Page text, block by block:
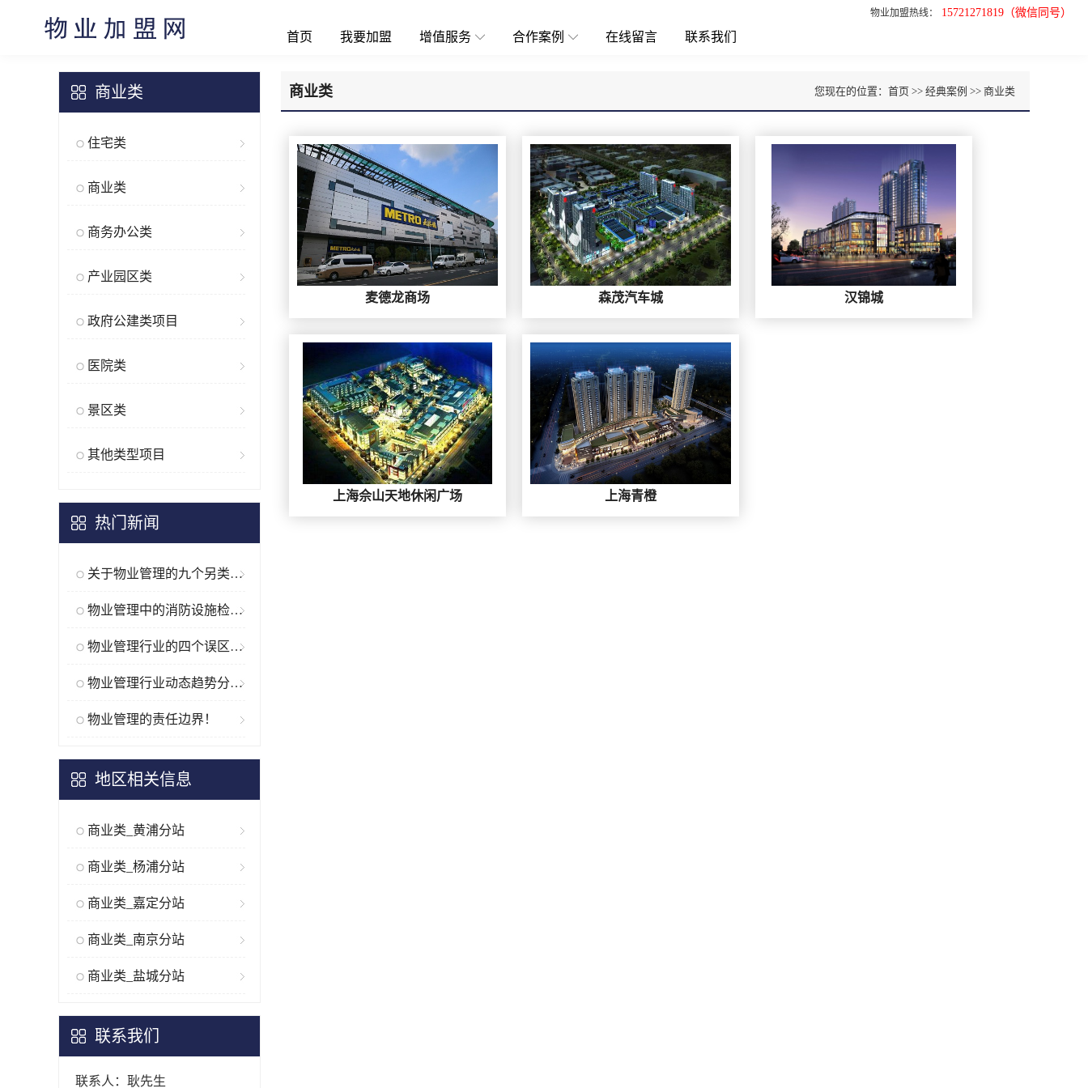
物业加盟热线： 15721271819（微信同号）
首页 我要加盟 增值服务 合作案例 在线留言 联系我们
商业类
住宅类
商业类
商务办公类
产业园区类
政府公建类项目
医院类
景区类
其他类型项目
热门新闻
关于物业管理的九个另类“段子”
物业管理中的消防设施检查要点
物业管理行业的四个误区和三个滞...
物业管理行业动态趋势分析与企业...
物业管理的责任边界！
地区相关信息
商业类_黄浦分站
商业类_杨浦分站
商业类_嘉定分站
商业类_南京分站
商业类_盐城分站
联系我们
联系人：耿先生
商业类 您现在的位置： 首页 >> 经典案例 >> 商业类
麦德龙商场 森茂汽车城 汉锦城
上海佘山天地休闲广场 上海青橙